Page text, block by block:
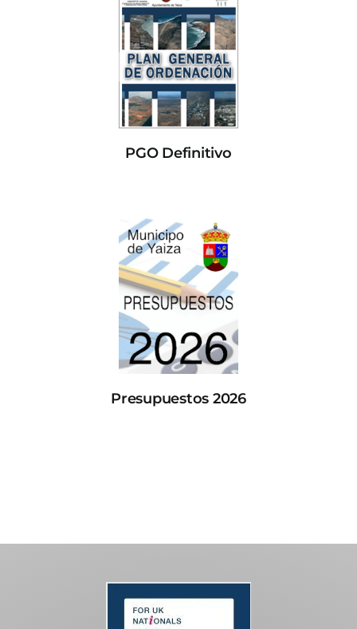
PGO Definitivo
Presupuestos 2026